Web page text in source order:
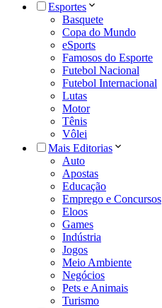
Esportes
Basquete
Copa do Mundo
eSports
Famosos do Esporte
Futebol Nacional
Futebol Internacional
Lutas
Motor
Tênis
Vôlei
Mais Editorias
Auto
Apostas
Educação
Emprego e Concursos
Eloos
Games
Indústria
Jogos
Meio Ambiente
Negócios
Pets e Animais
Turismo